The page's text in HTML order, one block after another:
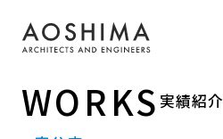
WORKS 実績紹介